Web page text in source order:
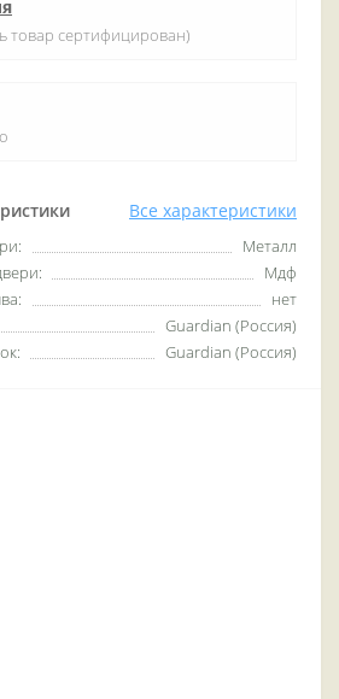
Все характеристики
Металл
Мдф
нет
Guardian (Россия)
Guardian (Россия)
товар сертифицирован)